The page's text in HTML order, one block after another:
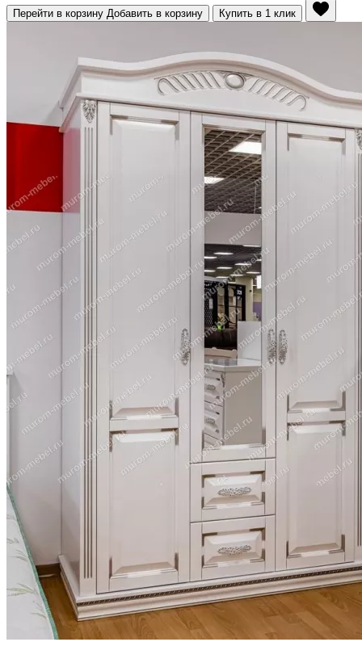
Перейти в корзину Добавить в корзину Купить в 1 клик